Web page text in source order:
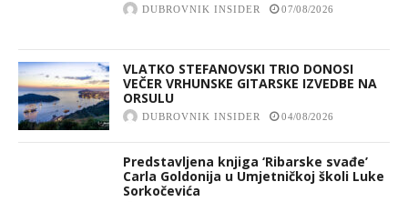
DUBROVNIK INSIDER 07/08/2026
VLATKO STEFANOVSKI TRIO DONOSI
VEČER VRHUNSKE GITARSKE IZVEDBE NA
ORSULU
DUBROVNIK INSIDER 04/08/2026
Predstavljena knjiga ‘Ribarske svađe’
Carla Goldonija u Umjetničkoj školi Luke
Sorkočevića